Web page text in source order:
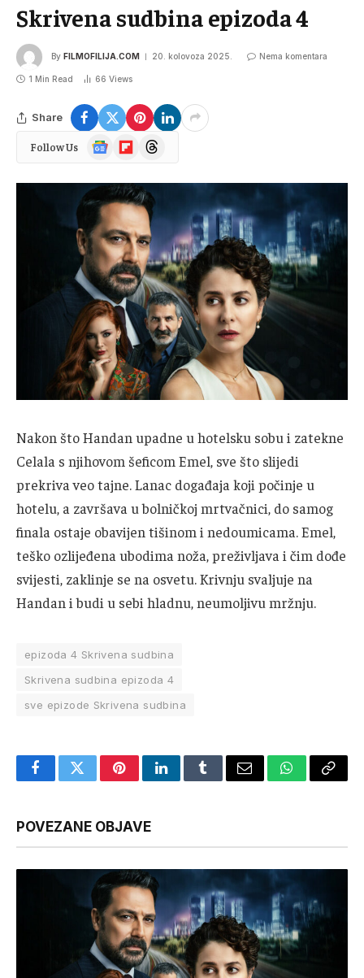
Skrivena sudbina epizoda 4
By FILMOFILIJA.COM 20. kolovoza 2025. Nema komentara
1 Min Read 66 Views
Share
Follow Us
Google
News
FlipboardThreads
Nakon što Handan upadne u hotelsku sobu i zatekne
Celala s njihovom šeficom Emel, sve što slijedi
prekriva veo tajne. Lanac događaja koji počinje u
hotelu, a završava u bolničkoj mrtvačnici, do samog
finala ostaje obavijen tišinom i nedoumicama. Emel,
teško ozlijeđena ubodima noža, preživljava i čim dođe
svijesti, zaklinje se na osvetu. Krivnju svaljuje na
Handan i budi u sebi hladnu, neumoljivu mržnju.
epizoda 4 Skrivena sudbina
Skrivena sudbina epizoda 4
sve epizode Skrivena sudbina
FacebookTwitterPinterestLinkedInTumblrEmail WhatsApp
Copy
POVEZANE OBJAVE